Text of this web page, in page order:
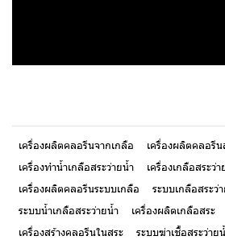
เครื่องผลิตคลอรีนจากเกลือ
เครื่องผลิตคลอรีน
เครื่องทำน้ำเกลือสระว่ายน้ำ
เครื่องเกลือสระว่า
เครื่องผลิตคลอรีนระบบเกลือ
ระบบเกลือสระว่
ระบบน้ำเกลือสระว่ายน้ำ
เครื่องผลิตเกลือสระ
เครื่องสร้างคลอรีนในสระ
ระบบฆ่าเชื้อสระว่าย